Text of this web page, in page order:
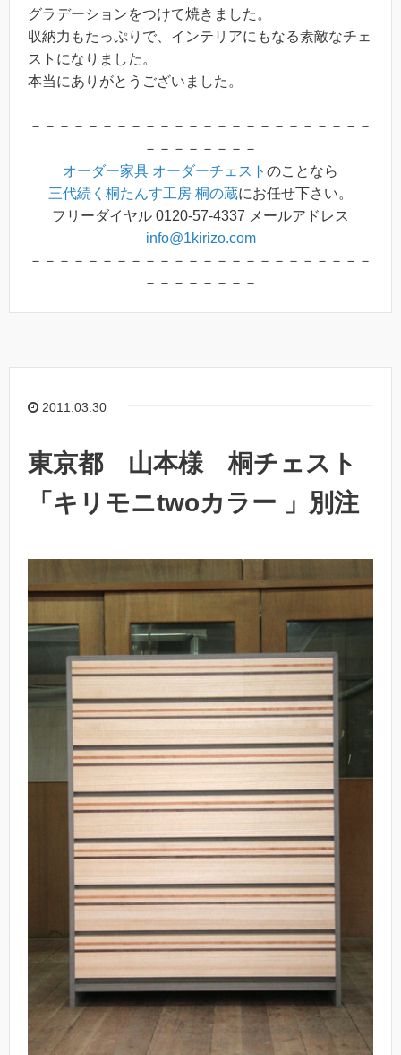
グラデーションをつけて焼きました。
収納力もたっぷりで、インテリアにもなる素敵なチェ
ストになりました。
本当にありがとうございました。
－－－－－－－－－－－－－－－－－－－－－－－－
－－－－－－－－
オーダー家具 オーダーチェスト のことなら
三代続く桐たんす工房 桐の蔵にお任せ下さい。
フリーダイヤル 0120-57-4337 メールアドレス
info@1kirizo.com
－－－－－－－－－－－－－－－－－－－－－－－－
－－－－－－－－
2011.03.30
東京都 山本様 桐チェスト
「キリモニtwoカラー 」別注